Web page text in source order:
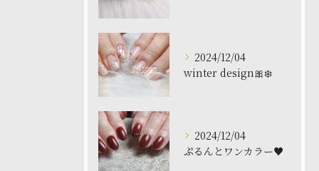
2024/12/04
winter design🎀❄️
2024/12/04
ぷるんとワンカラー♥️